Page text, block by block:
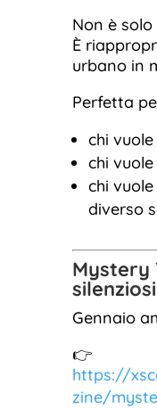
Non è solo
È
urbano in
Perfetta
chi
chi
chi
diverso
Mystery
silenziosi
Gennaio
👉
https://
zine/